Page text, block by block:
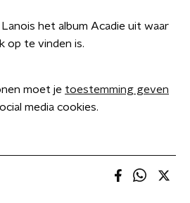
het album Acadie uit waar
op te vinden is.
moet je toestemming geven
media cookies.